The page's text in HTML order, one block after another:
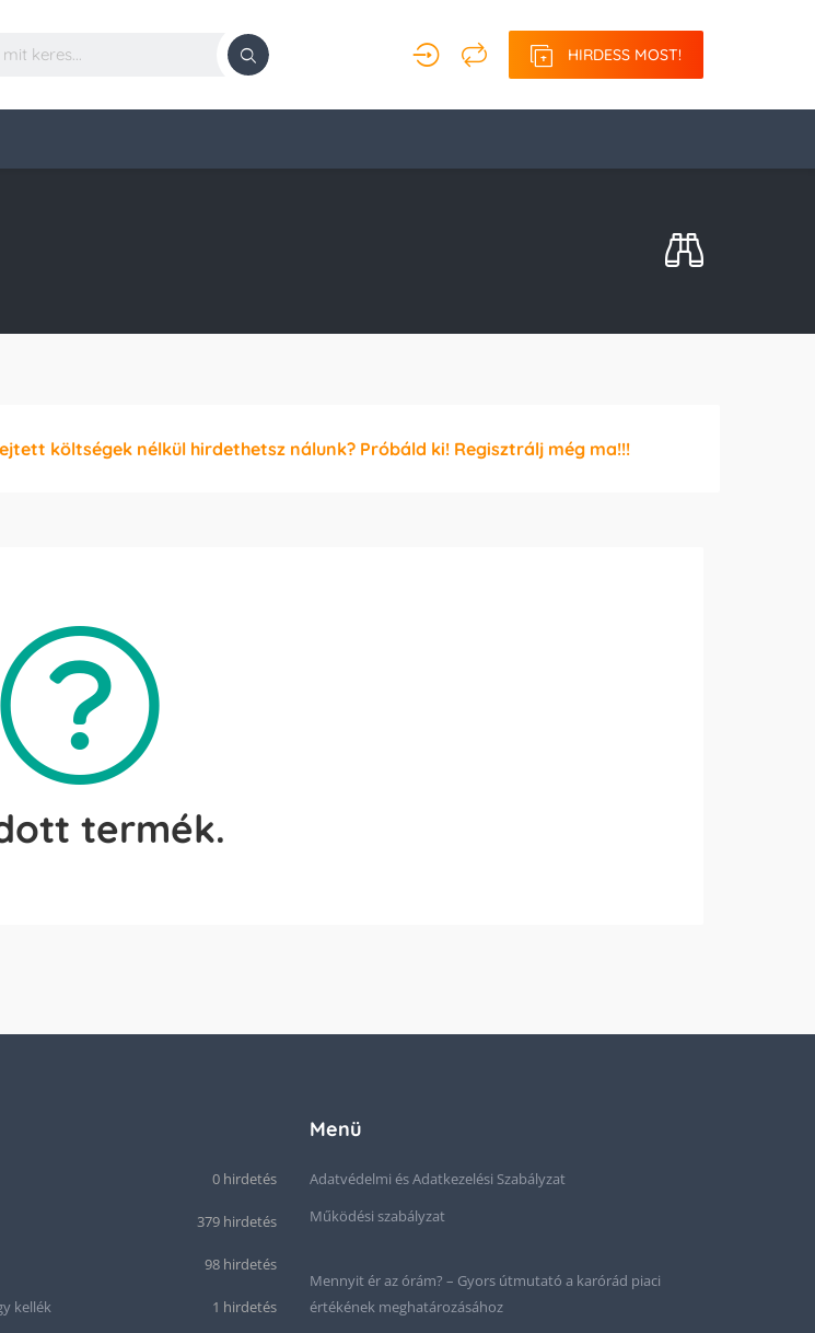
HIRDESS MOST!
költségek nélkül hirdethetsz nálunk? Próbáld ki! Regisztrálj még ma!!!
termék.
0 hirdetés
379 hirdetés
98 hirdetés
kellék 1 hirdetés
Menü
Adatvédelmi és Adatkezelési Szabályzat
Működési szabályzat
Mennyit ér az órám? – Gyors útmutató a karórád piaci
értékének meghatározásához